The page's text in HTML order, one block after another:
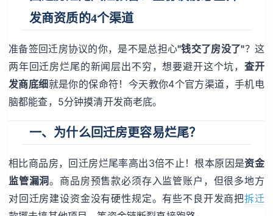
发商资质的4个渠道
准备签回迁房协议的你，是不是总担心"钱交了房没了"？这
两年回迁房烂尾的新闻层出不穷，想要避开这个坑， 查开
发商底细就是你的保命符！今天教你4个官方渠道，手机电
脑都能查，5分钟摸清开发商老底。
一、为什么回迁房更容易烂尾？
相比商品房，回迁房烂尾率高出3倍不止！根本原因是资金
监管漏洞。商品房预售款必须存入监管账户，但很多地方
对回迁房建设资金没有硬性规定。有些不良开发商把拆迁